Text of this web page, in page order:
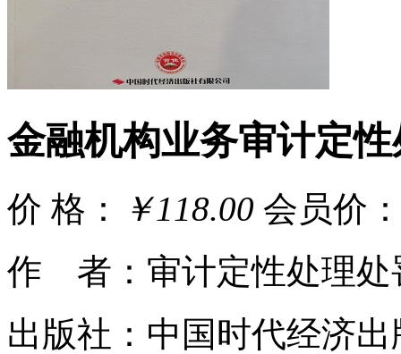
金融机构业务审计定
价 格： ￥118.00 会员价
作 者：审计定性处理处
出版社：中国时代经济出